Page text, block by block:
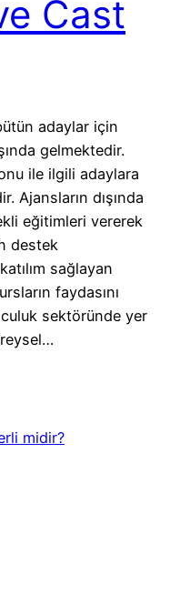
Cast
adaylar için
gelmektedir.
ile ilgili adaylara
Ajansların dışında
eğitimleri vererek
destek
sağlayan
faydasını
sektöründe yer